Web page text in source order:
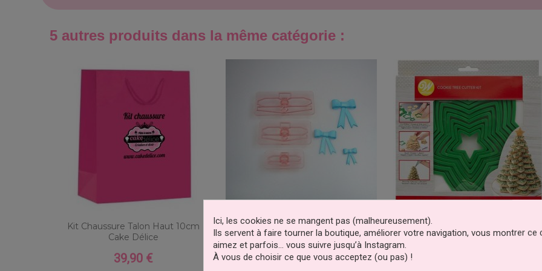
5 autres produits dans la même catégorie :
Kit Chaussure Talon Haut 10cm
Cake Délice
Prix
39,90 €
Découpoirs Noeuds Assortis Taille 1
À 3 Set/3 JEM
Prix
8,29 €
Kit Emporte-Pièce Sablés Sapin De
Noël Wilton
-35%
Ici, les cookies ne se mangent pas (malheureusement).
Ils servent à faire tourner la boutique, améliorer votre navigation, vous montrer ce
aimez et parfois… vous suivre jusqu’à Instagram.
À vous de choisir ce que vous acceptez (ou pas) !